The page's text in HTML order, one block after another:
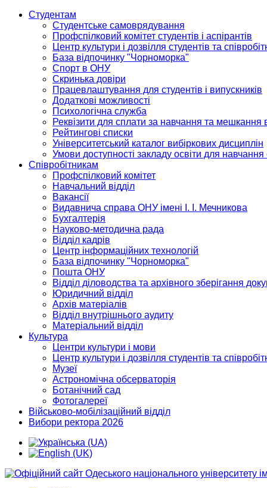
Студентам
Студентське самоврядування
Профспілковий комітет студентів і аспірантів
Центр культури і дозвілля студентів та
База відпочинку "Чорноморка"
Спорт в ОНУ
Скринька довіри
Працевлаштування для студентів і випускників
Додаткові можливості
Психологічна служба
Реквізити для сплати за навчання та мешкання
Рейтингові списки
Університетський каталог вибіркових дисциплін
Умови доступності закладу освіти для
Співробітникам
Профспілковий комітет
Навчальний відділ
Вакансії
Видавнича справа ОНУ імені І. І. Мечникова
Бухгалтерія
Науково-методична рада
Відділ кадрів
Центр інформаційних технологій
База відпочинку "Чорноморка"
Пошта ОНУ
Відділ діловодства та архівного зберігання
Юридичний відділ
Архів матеріалів
Відділ внутрішнього аудиту
Матеріальний відділ
Культура
Центри культури і мови
Центр культури і дозвілля студентів та
Музеї
Астрономічна обсерваторія
Ботанічний сад
Фотогалереї
Військово-мобілізаційний відділ
Вибори ректора 2026